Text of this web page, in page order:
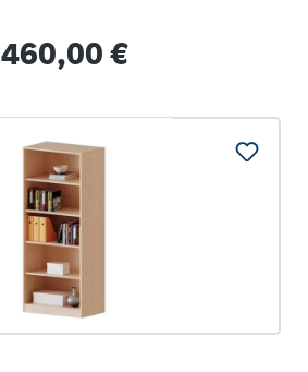
Regulärer Preis:
460,00 €